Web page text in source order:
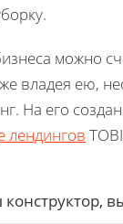
можно
владея ею,
На его
лендингов